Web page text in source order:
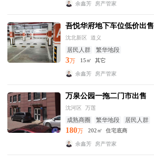
余鑫芳 房产管家
吾悦华府地下车位低价出售
沈北新区 道义
居民人群 繁华地段
3万 15㎡ 其它
余鑫芳 房产管家
万泉公园一拖二门市出售
沈河区 万莲
成熟商圈 繁华地段 居民人群
180万 202㎡ 住宅底商
余鑫芳 房产管家